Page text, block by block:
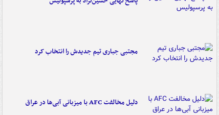
مجتبی جباری تیم جدیدش را انتخاب کرد
دلیل مخالفت AFC با میزبانی آبی‌ها در عراق